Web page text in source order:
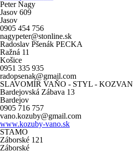
Peter Nagy
Jasov 609
Jasov
0905 454 756
nagypeter@stonline.sk
Radoslav Pšenák PECKA
Ražná 11
Košice
0951 335 935
radopsenak@gmail.com
SLAVOMÍR VAŇO - STYL - KOZVAN
Bardejovská Zábava 13
Bardejov
0905 716 757
vano.kozuby@gmail.com
www.kozuby-vano.sk
STAMO
Záborské 121
Záborské